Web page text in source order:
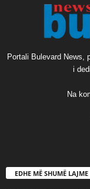
Portali Bulevard News,
i
Na
EDHE MË SHUMË LAJME